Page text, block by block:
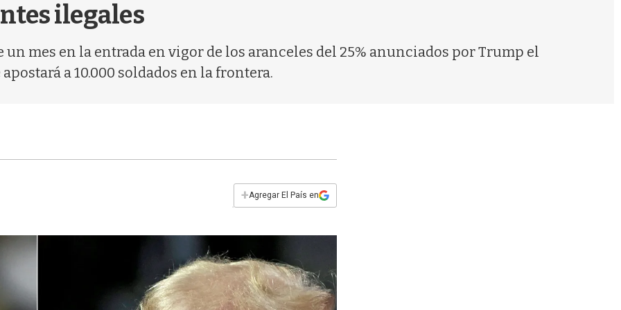
ilegales
un mes en la entrada en vigor de los aranceles del 25% anunciados por Trump el
a 10.000 soldados en la frontera.
+Agregar El País en